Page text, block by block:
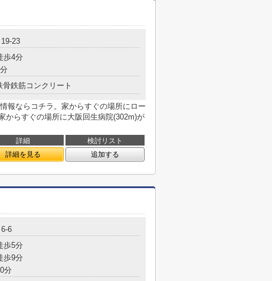
23
歩4分
骨鉄筋コンクリート
報ならコチラ。家からすぐの場所にロー
からすぐの場所に大阪回生病院(302m)が
詳細
検討リスト
詳細を見る 追加する
6-6
歩5分
歩9分
分